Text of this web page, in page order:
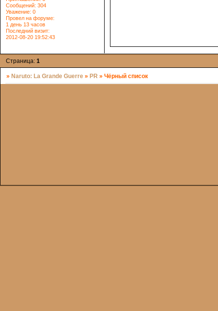
Сообщений: 304
Уважение: 0
Провел на форуме:
1 день 13 часов
Последний визит:
2012-08-20 19:52:43
Страница:1
»Naruto: La Grande Guerre »PR »Чёрный список